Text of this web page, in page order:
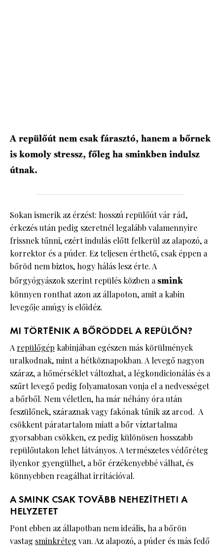
A repülőút nem csak fárasztó, hanem a bőrnek
is komoly stressz, főleg ha sminkben indulsz
útnak.
Sokan ismerik az érzést: hosszú repülőút vár rád,
érkezés után pedig szeretnél legalább valamennyire
frissnek tűnni, ezért indulás előtt felkerül az alapozó, a
korrektor és a púder. Ez teljesen érthető, csak éppen a
bőröd nem biztos, hogy hálás lesz érte. A
bőrgyógyászok szerint repülés közben asmink
könnyen ronthat azon az állapoton, amit a kabin
levegője amúgy is előidéz.
MI TÖRTÉNIK A BŐRÖDDEL A REPÜLŐN?
A repülőgép kabinjában egészen más körülmények
uralkodnak, mint a hétköznapokban. A levegő nagyon
száraz, a hőmérséklet változhat, a légkondicionálás és a
szűrt levegő pedig folyamatosan vonja el a nedvességet
a bőrből. Nem véletlen, ha már néhány óra után
feszülőnek, száraznak vagy fakónak tűnik az arcod. A
csökkent páratartalom miatt a bőr víztartalma
gyorsabban csökken, ez pedig különösen hosszabb
repülőutakon lehet látványos. A természetes védőréteg
ilyenkor gyengülhet, a bőr érzékenyebbé válhat, és
könnyebben reagálhat irritációval.
A SMINK CSAK TOVÁBB NEHEZÍTHETI A
HELYZETET
Pont ebben az állapotban nem ideális, ha a bőrön
vastag sminkréteg van. Az alapozó, a púder és más fedő